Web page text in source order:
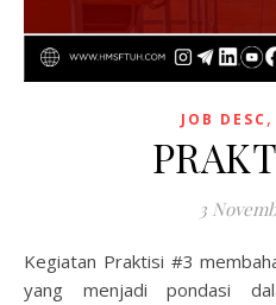
JOB DESC ,
3
Kegiatan Praktisi #3 membahas ulang dasar-dasar Statika
yang menjadi pondasi